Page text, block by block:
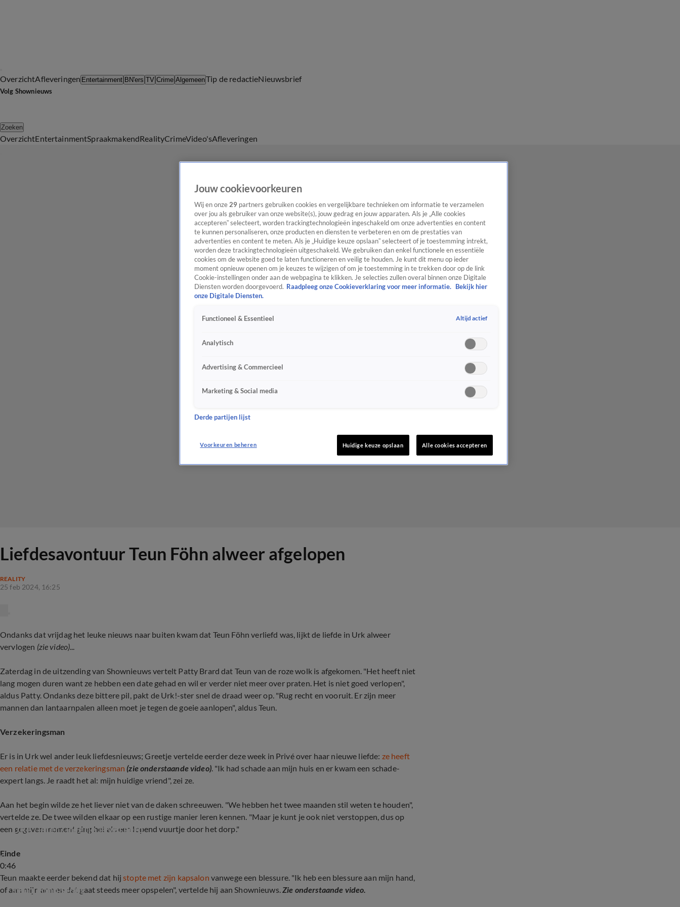
OverzichtAfleveringen Entertainment BN'ers TV Crime AlgemeenTip de redactieNieuwsbrief
Volg Shownieuws
Zoeken
OverzichtEntertainmentSpraakmakendRealityCrimeVideo'sAfleveringen
Liefdesavontuur Teun Föhn alweer afgelopen
REALITY
25 feb 2024, 16:25
Ondanks dat vrijdag het leuke nieuws naar buiten kwam dat Teun Föhn verliefd was, lijkt de liefde in Urk alweer
vervlogen (zie video)...
Zaterdag in de uitzending van Shownieuws vertelt Patty Brard dat Teun van de roze wolk is afgekomen. "Het heeft niet
lang mogen duren want ze hebben een date gehad en wil er verder niet meer over praten. Het is niet goed verlopen",
aldus Patty.Ondanks deze bittere pil, pakt de Urk!-ster snel de draad weer op. "Rug recht en vooruit. Er zijn meer
mannen dan lantaarnpalen alleen moet je tegen de goeie aanlopen", aldus Teun.
Verzekeringsman
Er is in Urk wel ander leuk liefdesnieuws; Greetje vertelde eerder deze week in Privé over haar nieuwe liefde: ze heeft
een relatie met de verzekeringsman (zie onderstaande video). "Ik had schade aan mijn huis en er kwam een schade-
expert langs. Je raadt het al: mijn huidige vriend", zei ze.
Aan het begin wilde ze het liever niet van de daken schreeuwen. "We hebben het twee maanden stil weten te houden",
vertelde ze. De twee wilden elkaar op een rustige manier leren kennen. "Maar je kunt je ook niet verstoppen, dus op
een gegeven moment ging het als een lopend vuurtje door het dorp."
0:46
URK!-ster Greetje is verliefd
Einde
Teun maakte eerder bekend dat hijstopte met zijn kapsalon vanwege een blessure. "Ik heb een blessure aan mijn hand,
of aan mijn arm en dat gaat steeds meer opspelen", vertelde hij aan Shownieuws.Zie onderstaande video.
Teun Föhn stopt
Jouw cookievoorkeuren
Wij en onze 29 partners gebruiken cookies en vergelijkbare technieken om informatie te verzamelen
over jou als gebruiker van onze website(s), jouw gedrag en jouw apparaten. Als je „Alle cookies
accepteren” selecteert, worden trackingtechnologieën ingeschakeld om onze advertenties en content
te kunnen personaliseren, onze producten en diensten te verbeteren en om de prestaties van
advertenties en content te meten. Als je „Huidige keuze opslaan” selecteert of je toestemming intrekt,
worden deze trackingtechnologieën uitgeschakeld. We gebruiken dan enkel functionele en essentiële
cookies om de website goed te laten functioneren en veilig te houden. Je kunt dit menu op ieder
moment opnieuw openen om je keuzes te wijzigen of om je toestemming in te trekken door op de link
Cookie-instellingen onder aan de webpagina te klikken. Je selecties zullen overal binnen onze Digitale
Diensten worden doorgevoerd. Raadpleeg onze Cookieverklaring voor meer informatie.
Bekijk hier
onze Digitale Diensten.
Functioneel & Essentieel Altijd actief
Analytisch
Advertising & Commercieel
Marketing & Social media
Derde partijen lijst
Voorkeuren beheren Huidige keuze opslaan Alle cookies accepteren